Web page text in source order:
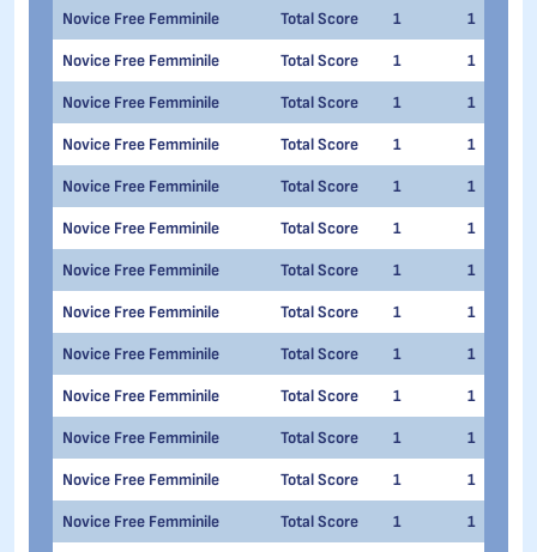
Novice Free Femminile Total Score 1 1
Novice Free Femminile Total Score 1 1
Novice Free Femminile Total Score 1 1
Novice Free Femminile Total Score 1 1
Novice Free Femminile Total Score 1 1
Novice Free Femminile Total Score 1 1
Novice Free Femminile Total Score 1 1
Novice Free Femminile Total Score 1 1
Novice Free Femminile Total Score 1 1
Novice Free Femminile Total Score 1 1
Novice Free Femminile Total Score 1 1
Novice Free Femminile Total Score 1 1
Novice Free Femminile Total Score 1 1